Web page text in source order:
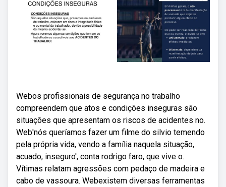
Webos profissionais de segurança no trabalho
compreendem que atos e condições inseguras são
situações que apresentam os riscos de acidentes no.
Web'nós queríamos fazer um filme do silvio temendo
pela própria vida, vendo a família naquela situação,
acuado, inseguro', conta rodrigo faro, que vive o.
Vítimas relatam agressões com pedaço de madeira e
cabo de vassoura. Webexistem diversas ferramentas